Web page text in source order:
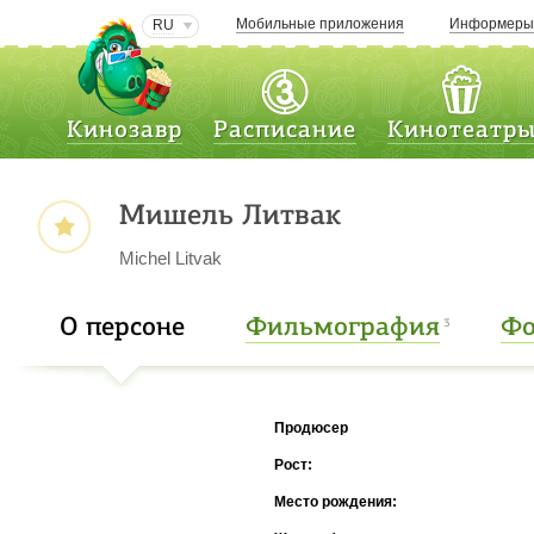
RU Мобильные приложения Информеры
Кинозавр Расписание
Мишель Литвак
Michel Litvak
О персоне Фильмография 3
Продюсер
Рост:
Место рождения: